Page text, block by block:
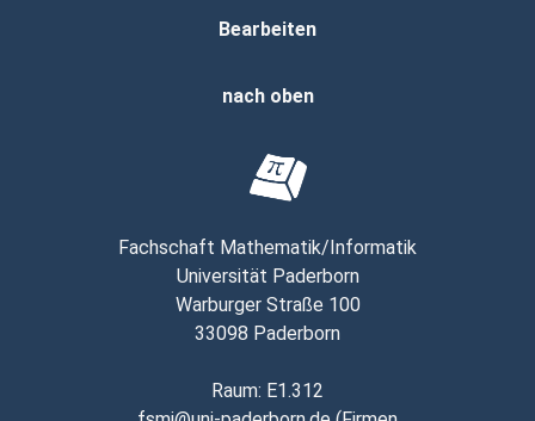
Bearbeiten
nach oben
Fachschaft Mathematik/Informatik
Universität Paderborn
Warburger Straße 100
33098 Paderborn
Raum: E1.312